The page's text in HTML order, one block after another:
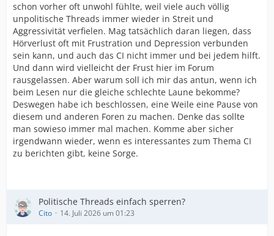
schon vorher oft unwohl fühlte, weil viele auch völlig
unpolitische Threads immer wieder in Streit und
Aggressivität verfielen. Mag tatsächlich daran liegen, dass
Hörverlust oft mit Frustration und Depression verbunden
sein kann, und auch das CI nicht immer und bei jedem hilft.
Und dann wird vielleicht der Frust hier im Forum
rausgelassen. Aber warum soll ich mir das antun, wenn ich
beim Lesen nur die gleiche schlechte Laune bekomme?
Deswegen habe ich beschlossen, eine Weile eine Pause von
diesem und anderen Foren zu machen. Denke das sollte
man sowieso immer mal machen. Komme aber sicher
irgendwann wieder, wenn es interessantes zum Thema CI
zu berichten gibt, keine Sorge.
Politische Threads einfach sperren?
Cito 14. Juli 2026 um 01:23